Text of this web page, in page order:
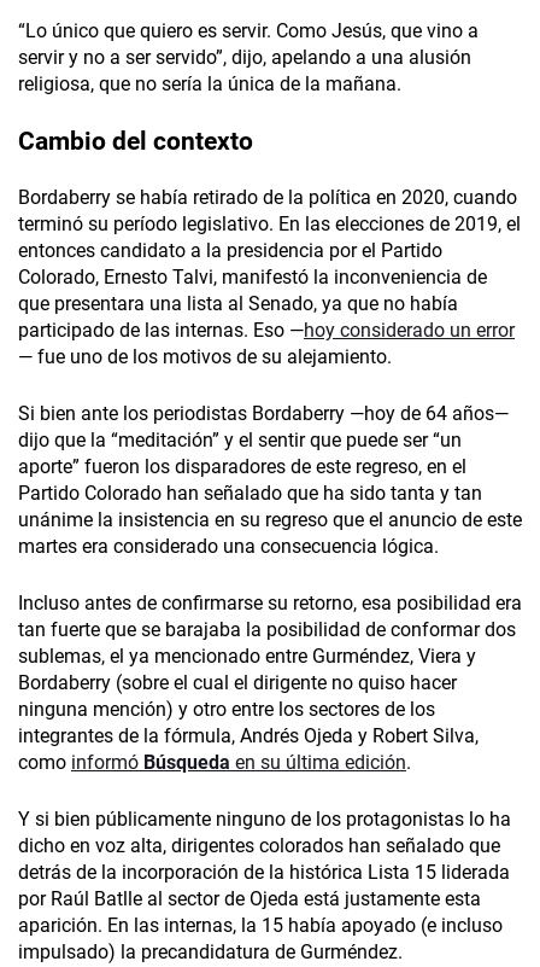
“Lo único que quiero es servir. Como Jesús, que vino a
servir y no a ser servido”, dijo, apelando a una alusión
religiosa, que no sería la única de la mañana.
Cambio del contexto
Bordaberry se había retirado de la política en 2020, cuando
terminó su período legislativo. En las elecciones de 2019, el
entonces candidato a la presidencia por el Partido
Colorado, Ernesto Talvi, manifestó la inconveniencia de
que presentara una lista al Senado, ya que no había
participado de las internas. Eso —hoy considerado un error
— fue uno de los motivos de su alejamiento.
Si bien ante los periodistas Bordaberry —hoy de 64 años—
dijo que la “meditación” y el sentir que puede ser “un
aporte” fueron los disparadores de este regreso, en el
Partido Colorado han señalado que ha sido tanta y tan
unánime la insistencia en su regreso que el anuncio de este
martes era considerado una consecuencia lógica.
Incluso antes de confirmarse su retorno, esa posibilidad era
tan fuerte que se barajaba la posibilidad de conformar dos
sublemas, el ya mencionado entre Gurméndez, Viera y
Bordaberry (sobre el cual el dirigente no quiso hacer
ninguna mención) y otro entre los sectores de los
integrantes de la fórmula, Andrés Ojeda y Robert Silva,
como informó Búsqueda en su última edición.
Y si bien públicamente ninguno de los protagonistas lo ha
dicho en voz alta, dirigentes colorados han señalado que
detrás de la incorporación de la histórica Lista 15 liderada
por Raúl Batlle al sector de Ojeda está justamente esta
aparición. En las internas, la 15 había apoyado (e incluso
impulsado) la precandidatura de Gurméndez.